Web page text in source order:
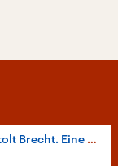
Eine Biografie“